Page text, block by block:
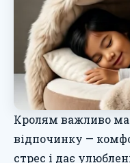
Кролям важливо
відпочинку —
стрес і дає